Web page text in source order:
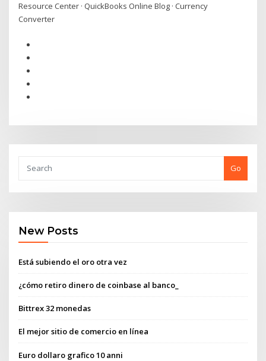
Resource Center · QuickBooks Online Blog · Currency
Converter
Go
New Posts
Está subiendo el oro otra vez
¿cómo retiro dinero de coinbase al banco_
Bittrex 32 monedas
El mejor sitio de comercio en línea
Euro dollaro grafico 10 anni